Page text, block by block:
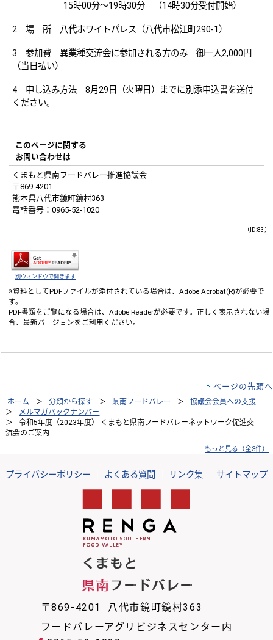
15時00分～19時30分 （14時30分受付開始）
2 場 所 八代ホワイトパレス（八代市松江町290-1）
3 参加費 異業種交流会に参加される方のみ 御一人2,000円
（当日払い）
4 申し込み方法 8月29日（火曜日）までに別添申込書を送付
ください。
このページに関する
お問い合わせは
くまもと県南フードバレー推進協議会
〒869-4201
熊本県八代市鏡町鏡村363
電話番号：0965-52-1020
（ID:83）
別ウィンドウで開きます
※資料としてPDFファイルが添付されている場合は、Adobe Acrobat(R)が必要で
す。
PDF書類をご覧になる場合は、Adobe Readerが必要です。正しく表示されない場
合、最新バージョンをご利用ください。
ページの先頭へ
ホーム 分類から探す 県南フードバレー
協議会会員への支援
メルマガバックナンバー
令和5年度（2023年度） くまもと県南フードバレーネットワーク促進交
流会のご案内
もっと見る（全3件）
プライバシーポリシー よくある質問 リンク集 サイトマップ
〒869-4201 八代市鏡町鏡村363
フードバレーアグリビジネスセンター内